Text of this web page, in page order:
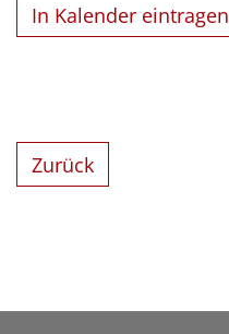
In Kalender eintragen
Zurück